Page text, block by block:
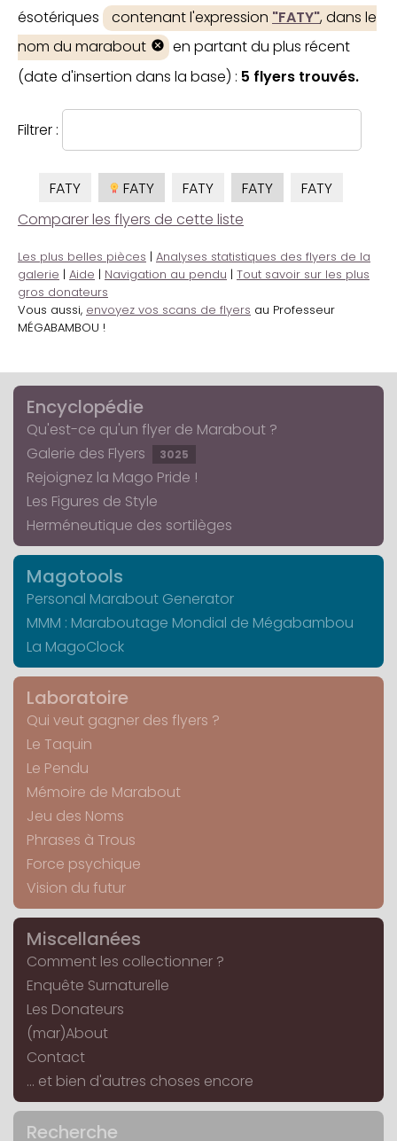
ésotériques
contenant l'expression "FATY", dans le
nom du marabout
en partant du plus récent
(date d'insertion dans la base) : 5 flyers trouvés.
Filtrer :
FATY FATY FATY FATY
FATY
Comparer les flyers de cette liste
Les plus belles pièces | Analyses statistiques des flyers de la
galerie | Aide | Navigation au pendu | Tout savoir sur les plus
gros donateurs
Vous aussi, envoyez vos scans de flyers au Professeur
MÉGABAMBOU !
Encyclopédie
Qu'est-ce qu'un flyer de Marabout ?
Galerie des Flyers
3025
Rejoignez la Mago Pride !
Les Figures de Style
Herméneutique des sortilèges
Magotools
Personal Marabout Generator
MMM : Maraboutage Mondial de Mégabambou
La MagoClock
Laboratoire
Qui veut gagner des flyers ?
Le Taquin
Le Pendu
Mémoire de Marabout
Jeu des Noms
Phrases à Trous
Force psychique
Vision du futur
Miscellanées
Comment les collectionner ?
Enquête Surnaturelle
Les Donateurs
(mar)About
Contact
... et bien d'autres choses encore
Recherche